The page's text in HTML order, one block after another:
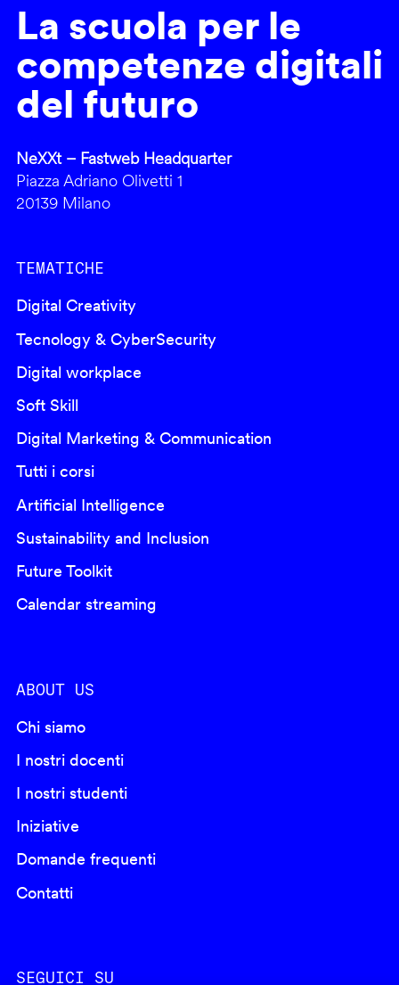
La scuola per le
competenze digitali
del futuro
NeXXt – Fastweb Headquarter
Piazza Adriano Olivetti 1
20139 Milano
TEMATICHE
Digital Creativity
Tecnology & CyberSecurity
Digital workplace
Soft Skill
Digital Marketing & Communication
Tutti i corsi
Artificial Intelligence
Sustainability and Inclusion
Future Toolkit
Calendar streaming
ABOUT US
Chi siamo
I nostri docenti
I nostri studenti
Iniziative
Domande frequenti
Contatti
SEGUICI SU